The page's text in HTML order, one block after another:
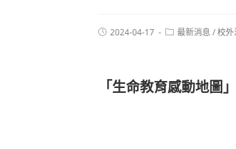
2024-04-17 最新消息 /校外
「生命教育感動地圖